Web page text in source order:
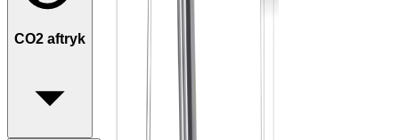
CO2 aftryk